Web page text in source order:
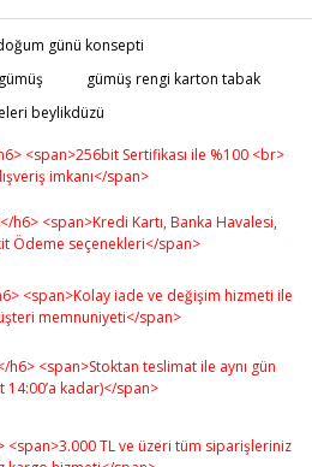
günü konsepti
gümüş rengi karton tabak
beylikdüzü